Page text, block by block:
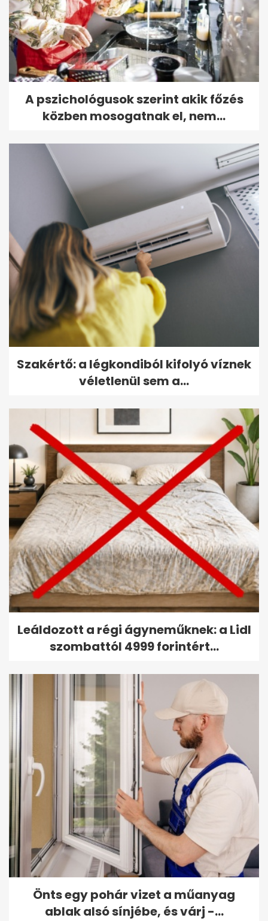
A pszichológusok szerint akik főzés
közben mosogatnak el, nem...
Szakértő: a légkondiból kifolyó víznek
véletlenül sem a...
Leáldozott a régi ágyneműknek: a Lidl
szombattól 4999 forintért...
Önts egy pohár vizet a műanyag
ablak alsó sínjébe, és várj -...